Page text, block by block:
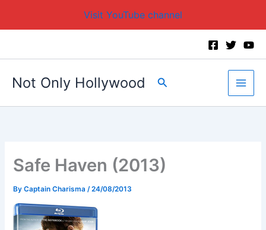
Visit YouTube channel
Not Only Hollywood Search
Safe Haven (2013)
ByCaptain Charisma /24/08/2013